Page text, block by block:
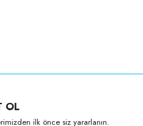
OL
ilk önce siz yararlanın.